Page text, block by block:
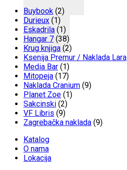
Buybook (2)
Durieux (1)
Eskadrila (1)
Hangar 7 (38)
Krug knjiga (2)
Ksenija Premur / Naklada Lara
Media Bar (1)
Mitopeja (17)
Naklada Cranium (9)
Planet Zoe (1)
Sakcinski (2)
VF Libris (9)
Zagrebačka naklada (9)
Katalog
O nama
Lokacija